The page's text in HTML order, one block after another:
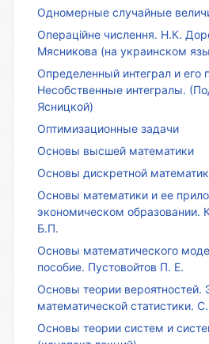
Одномерные случайные
Операційне числення. Н.К.
Мясникова (на украинском
Определенный интеграл и его
Несобственные интегралы.
Ясницкой)
Оптимизационные задачи
Основы высшей математики
Основы дискретной
Основы математики и ее
экономическом
Б.П.
Основы математического
пособие. Пустовойтов П. Е.
Основы теории вероятностей.
математической статистики.
Основы теории систем и